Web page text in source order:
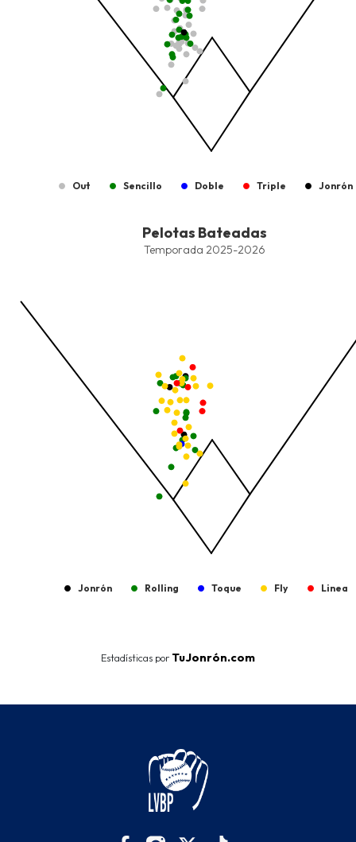
Out Sencillo Doble Triple Jonrón
Combination chart with 9 data series.
The chart has 1 X axis displaying values. Data ranges from -
The chart has 1 Y axis displaying values. Data ranges from -
Pelotas Bateadas
Temporada 2025-2026
Jonrón Rolling Toque Fly Linea
Estadísticas por TuJonrón.com